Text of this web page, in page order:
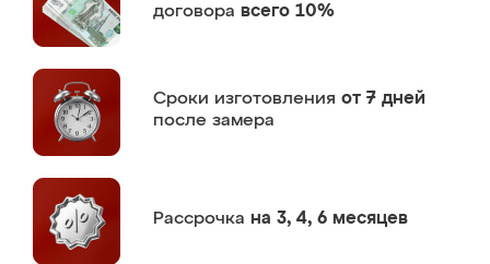
договора всего 10%
Сроки изготовления от 7 дней
после замера
Рассрочка на 3, 4, 6 месяцев